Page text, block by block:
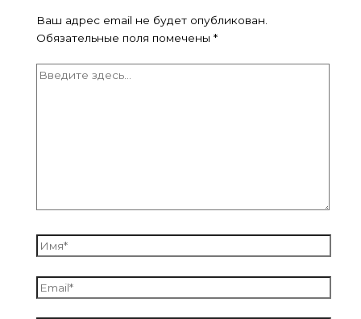
Ваш адрес email не будет опубликован.
Обязательные поля помечены *
Введите
Имя*
Email*